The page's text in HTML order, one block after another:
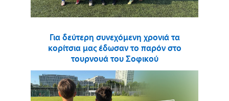
Για δεύτερη συνεχόμενη χρονιά τα
κορίτσια μας έδωσαν το παρόν στο
τουρνουά του Σοφικού